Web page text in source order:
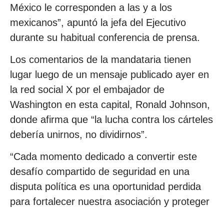
México le corresponden a las y a los
mexicanos”, apuntó la jefa del Ejecutivo
durante su habitual conferencia de prensa.
Los comentarios de la mandataria tienen
lugar luego de un mensaje publicado ayer en
la red social X por el embajador de
Washington en esta capital, Ronald Johnson,
donde afirma que “la lucha contra los cárteles
debería unirnos, no dividirnos”.
“Cada momento dedicado a convertir este
desafío compartido de seguridad en una
disputa política es una oportunidad perdida
para fortalecer nuestra asociación y proteger